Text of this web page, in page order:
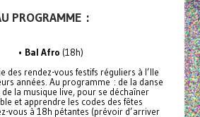
PROGRAMME :
• Bal Afro (18h)
des rendez-vous festifs réguliers à l’Ile
années. Au programme : de la danse
la musique live, pour se déchaîner
et apprendre les codes des fêtes
vous à 18h pétantes (prévoir d’arriver